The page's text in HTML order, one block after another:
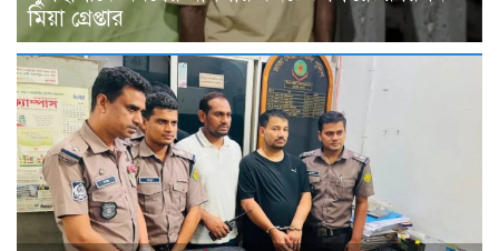
মিয়া গ্রেপ্তার